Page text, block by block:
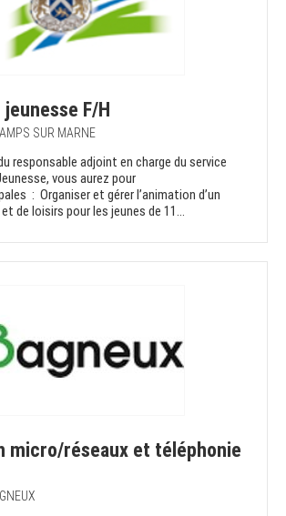
F/H
SUR MARNE
responsable adjoint en charge du service
vous aurez pour
: Organiser et gérer l’animation d’un
de loisirs pour les jeunes de 11...
micro/réseaux et téléphonie